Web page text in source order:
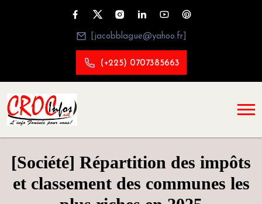
[jacobblague@yahoo.fr]
(+225) 0707385663
[Société] Répartition des impôts
et classement des communes les